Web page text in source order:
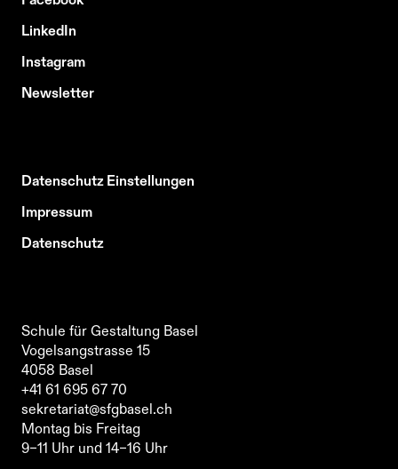
Schule für Gestaltung Basel
Vogelsangstrasse 15
+41 61 695 67 70
sekretariat@sfgbasel.ch
LinkedIn
Instagram
Newsletter
Datenschutz Einstellungen
Impressum
Datenschutz
Schule für Gestaltung Basel
Vogelsangstrasse 15
4058 Basel
+41 61 695 67 70
sekretariat@sfgbasel.ch
Montag bis Freitag
9–11 Uhr und 14–16 Uhr